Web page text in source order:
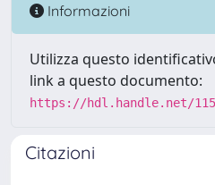
Informazioni
Utilizza questo
link a questo documento:
https://hdl.handle.net/
Citazioni